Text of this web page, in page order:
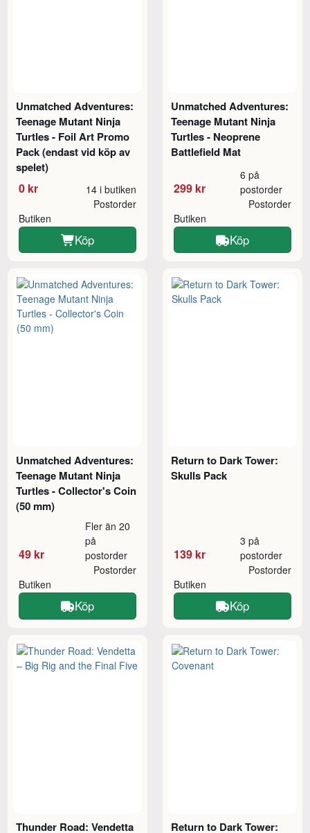
Unmatched Adventures:
Teenage Mutant Ninja
Turtles - Foil Art Promo
Pack (endast vid köp av
spelet)
0 kr 14 i butiken
Butiken
Postorder
Köp
Unmatched Adventures:
Teenage Mutant Ninja
Turtles - Neoprene
Battlefield Mat
299 kr
6 på
postorder
Butiken
Postorder
Köp
Unmatched Adventures:
Teenage Mutant Ninja
Turtles - Collector's Coin
(50 mm)
49 kr
Fler än 20
på
postorder
Butiken
Postorder
Köp
Return to Dark Tower:
Skulls Pack
139 kr
3 på
postorder
Butiken
Postorder
Köp
Thunder Road: Vendetta Return to Dark Tower: